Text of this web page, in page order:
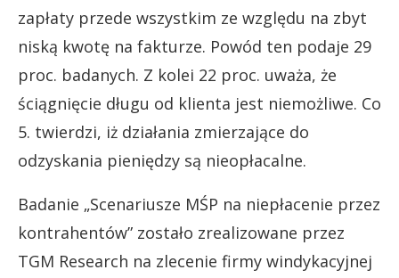
zapłaty przede wszystkim ze względu na zbyt
niską kwotę na fakturze. Powód ten podaje 29
proc. badanych. Z kolei 22 proc. uważa, że
ściągnięcie długu od klienta jest niemożliwe. Co
5. twierdzi, iż działania zmierzające do
odzyskania pieniędzy są nieopłacalne.
Badanie „Scenariusze MŚP na niepłacenie przez
kontrahentów” zostało zrealizowane przez
TGM Research na zlecenie firmy windykacyjnej